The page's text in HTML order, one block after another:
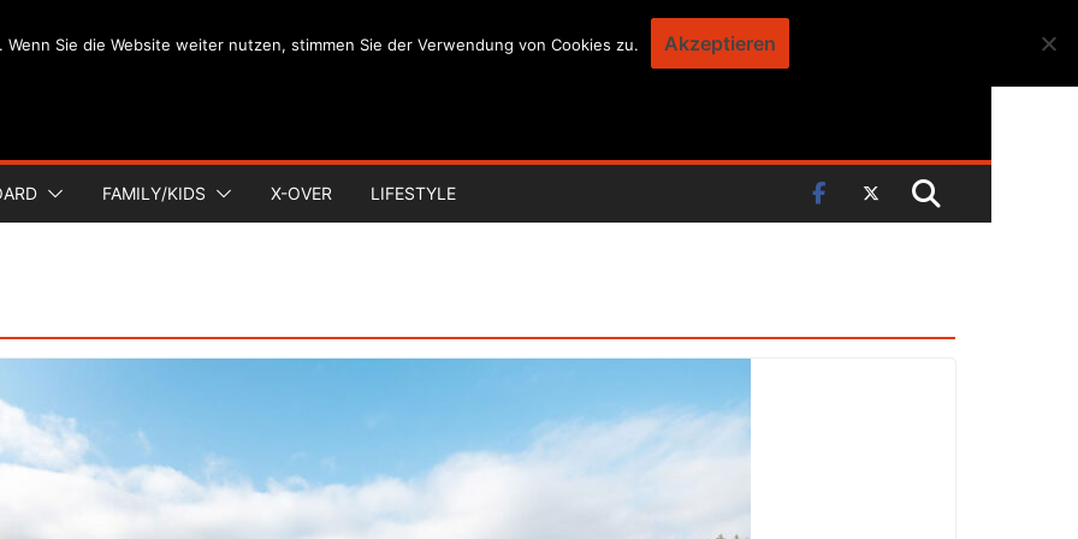
FAMILY/KIDS X-OVER LIFESTYLE
Wenn Sie die Website weiter nutzen, stimmen Sie der Verwendung von Cookies zu. Akzeptieren